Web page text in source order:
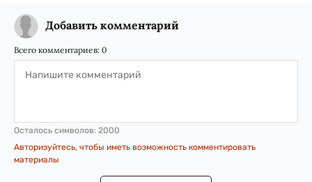
Добавить комментарий
Всего комментариев: 0
Осталось символов: 2000
Авторизуйтесь, чтобы иметь возможность комментировать
материалы